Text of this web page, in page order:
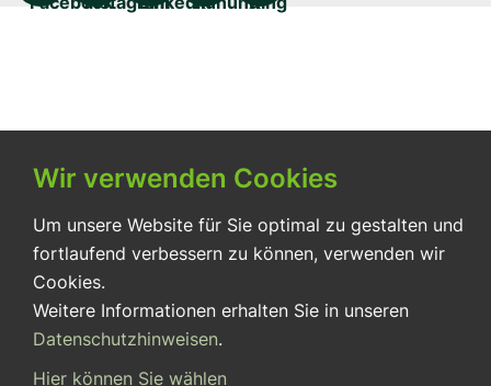
Wir verwenden Cookies
Um unsere Website für Sie optimal zu gestalten und
fortlaufend verbessern zu können, verwenden wir
Cookies.
Weitere Informationen erhalten Sie in unseren
Datenschutzhinweisen.
Hier können Sie wählen